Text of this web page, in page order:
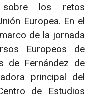
los retos
Europea. En el
de la jornada
Europeos de
de Fernández de
principal del
de Estudios